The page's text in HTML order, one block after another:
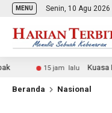
MENU Senin, 10 Agu 2026
15 jam lalu Kuasa Hukum:
Beranda Nasional